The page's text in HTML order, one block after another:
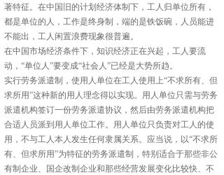
著特征。在中国旧的计划经济体制下，工人归单位所有，
都是单位的人，工作是终身制，端的是铁饭碗，人员能进
不能出，工人闲置浪费现象很普遍。
在中国市场经济条件下，知识经济正在兴起，工人要流
动，“单位人”要变成“社会人”已经是大势所趋。
实行劳务派遣制，使用人单位在工人使用上“不求所有、但
求所用”这种新的用人理念得以实现。用人单位只需与劳务
派遣机构签订一份劳务派遣协议，然后由劳务派遣机构把
合适人员派到用人单位工作。用人单位只负责对工人的使
用，不与工人本人发生任何隶属关系。应当说，以“不求所
有、但求所用”为特征的劳务派遣制，特别适合于那些非公
有制企业、国企改制企业和那些经营发展变化比较快、不